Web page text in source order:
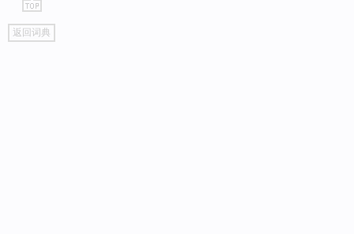
go
top
返回词典